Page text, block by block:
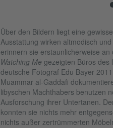
Über den Bildern liegt eine
Ausstattung wirken altmodisch
erinnern sie erstaunlicherweise an
Watching Me gezeigten Büros des
deutsche Fotograf Edu Bayer
Muammar al-Gaddafi
libyschen Machthabers benutzen
Ausforschung ihrer Untertanen.
konnten sie nichts mehr
nichts außer zertrümmerten